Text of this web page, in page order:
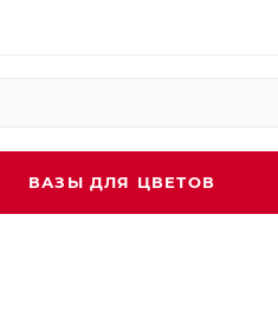
ВАЗЫ ДЛЯ ЦВЕТОВ